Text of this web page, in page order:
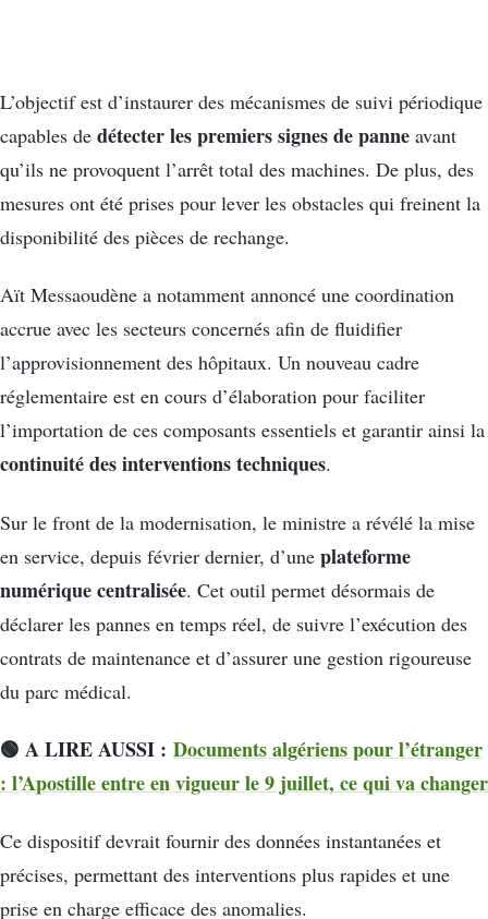
L’objectif est d’instaurer des mécanismes de suivi périodique
capables de détecter les premiers signes de panne avant
qu’ils ne provoquent l’arrêt total des machines. De plus, des
mesures ont été prises pour lever les obstacles qui freinent la
disponibilité des pièces de rechange.
Aït Messaoudène a notamment annoncé une coordination
accrue avec les secteurs concernés afin de fluidifier
l’approvisionnement des hôpitaux. Un nouveau cadre
réglementaire est en cours d’élaboration pour faciliter
l’importation de ces composants essentiels et garantir ainsi la
continuité des interventions techniques.
Sur le front de la modernisation, le ministre a révélé la mise
en service, depuis février dernier, d’une plateforme
numérique centralisée. Cet outil permet désormais de
déclarer les pannes en temps réel, de suivre l’exécution des
contrats de maintenance et d’assurer une gestion rigoureuse
du parc médical.
🟢 A LIRE AUSSI : Documents algériens pour l’étranger
: l’Apostille entre en vigueur le 9 juillet, ce qui va changer
Ce dispositif devrait fournir des données instantanées et
précises, permettant des interventions plus rapides et une
prise en charge efficace des anomalies.